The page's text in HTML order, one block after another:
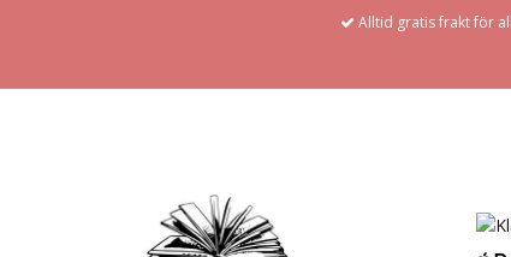
Alltid gratis frakt för